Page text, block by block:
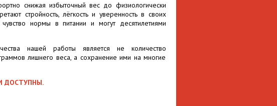
снижая избыточный вес до физиологически
стройность, лёгкость и уверенность в своих
нормы в питании и могут десятилетиями
нашей работы является не количество
лишнего веса, а сохранение ими на многие
ДОСТУПНЫ.